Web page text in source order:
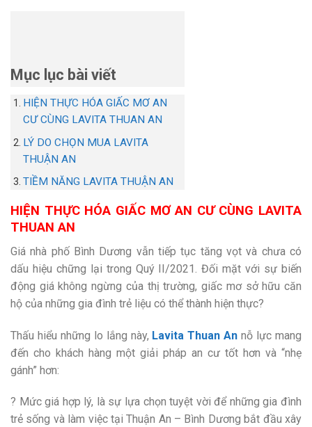
Mục lục bài viết
HIỆN THỰC HÓA GIẤC MƠ AN
CƯ CÙNG LAVITA THUAN AN
LÝ DO CHỌN MUA LAVITA
THUẬN AN
TIỀM NĂNG LAVITA THUẬN AN
HIỆN THỰC HÓA GIẤC MƠ AN CƯ CÙNG LAVITA
THUAN AN
Giá nhà phố Bình Dương vẫn tiếp tục tăng vọt và chưa có
dấu hiệu chững lại trong Quý II/2021. Đối mặt với sự biến
động giá không ngừng của thị trường, giấc mơ sở hữu căn
hộ của những gia đình trẻ liệu có thể thành hiện thực?
Thấu hiểu những lo lắng này, Lavita Thuan An nỗ lực mang
đến cho khách hàng một giải pháp an cư tốt hơn và “nhẹ
gánh” hơn:
? Mức giá hợp lý, là sự lựa chọn tuyệt vời để những gia đình
trẻ sống và làm việc tại Thuận An – Bình Dương bắt đầu xây